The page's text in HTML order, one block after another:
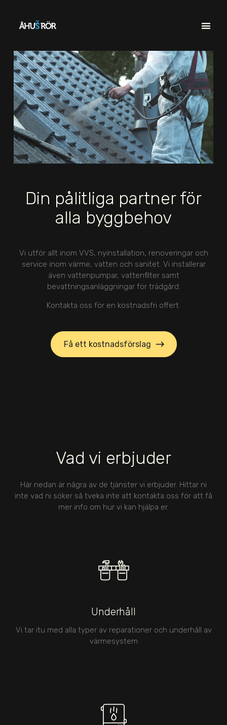
Din pålitliga partner för
alla byggbehov
Vi utför allt inom VVS, nyinstallation, renoveringar och
service inom värme, vatten och sanitet. Vi installerar
även vattenpumpar, vattenfilter samt
bevattningsanläggningar för trädgård.
Kontakta oss för en kostnadsfri offert.
Få ett kostnadsförslag
Vad vi erbjuder
Här nedan är några av de tjänster vi erbjuder. Hittar ni
inte vad ni söker så tveka inte att kontakta oss för att få
mer info om hur vi kan hjälpa er.
Underhåll
Vi tar itu med alla typer av reparationer och underhåll av
värmesystem